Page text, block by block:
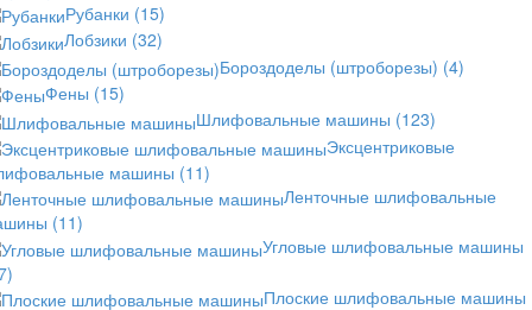
Рубанки (15)
Лобзики (32)
Бороздоделы (штроборезы) (4)
Фены (15)
Шлифовальные машины (123)
Эксцентриковые
машины (11)
Ленточные шлифовальные
(11)
Угловые шлифовальные машины
Плоские шлифовальные машины